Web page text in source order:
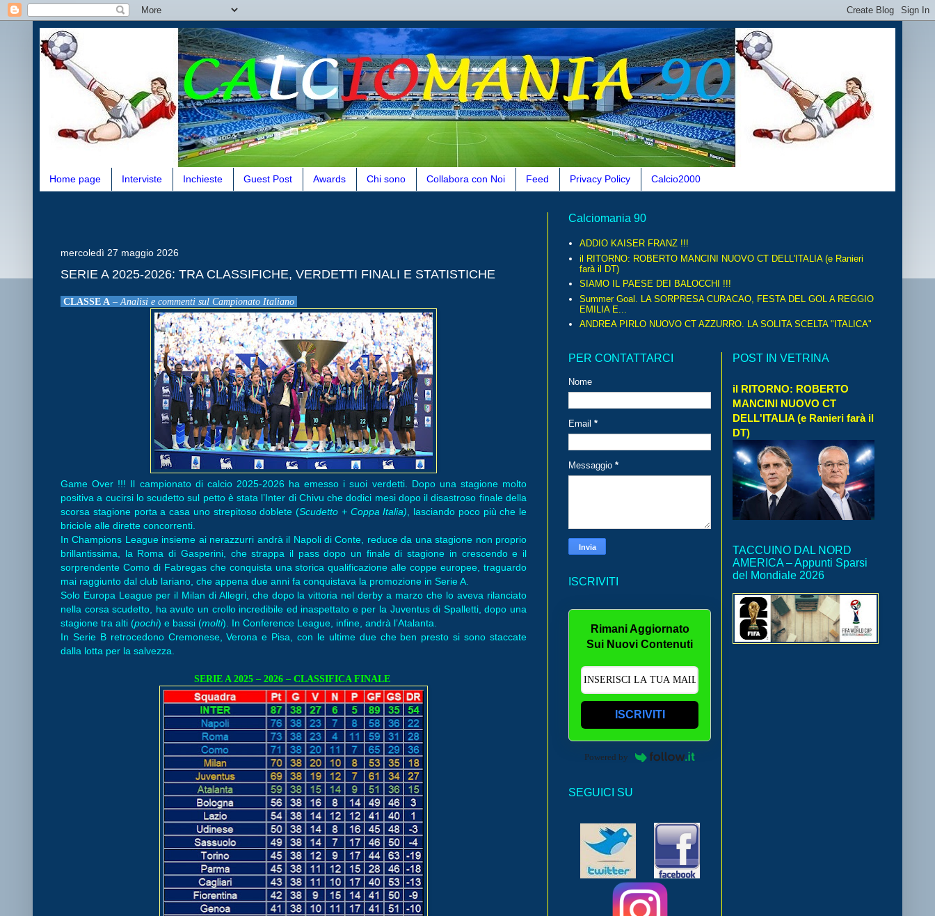
Home page Interviste Inchieste Guest Post Awards Chi sono Collabora con Noi Feed Privacy Policy Calcio2000
mercoledì 27 maggio 2026
SERIE A 2025-2026: TRA CLASSIFICHE, VERDETTI FINALI E STATISTICHE
CLASSE A – Analisi e commenti sul Campionato Italiano
Game Over !!! Il campionato di calcio 2025-2026 ha emesso i suoi verdetti. Dopo una stagione molto
positiva a cucirsi lo scudetto sul petto è stata l’Inter di Chivu che dodici mesi dopo il disastroso finale della
scorsa stagione porta a casa uno strepitoso doblete (Scudetto + Coppa Italia) , lasciando poco più che le
briciole alle dirette concorrenti.
In Champions League insieme ai nerazzurri andrà il Napoli di Conte, reduce da una stagione non proprio
brillantissima, la Roma di Gasperini, che strappa il pass dopo un finale di stagione in crescendo e il
sorprendente Como di Fabregas che conquista una storica qualificazione alle coppe europee, traguardo
mai raggiunto dal club lariano, che appena due anni fa conquistava la promozione in Serie A.
Solo Europa League per il Milan di Allegri, che dopo la vittoria nel derby a marzo che lo aveva rilanciato
nella corsa scudetto, ha avuto un crollo incredibile ed inaspettato e per la Juventus di Spalletti, dopo una
stagione tra alti (pochi) e bassi (molti). In Conference League, infine, andrà l’Atalanta.
In Serie B retrocedono Cremonese, Verona e Pisa, con le ultime due che ben presto si sono staccate
dalla lotta per la salvezza.
SERIE A 2025 – 2026 – CLASSIFICA FINALE
Calciomania 90
ADDIO KAISER FRANZ !!!
il RITORNO: ROBERTO MANCINI NUOVO CT DELL'ITALIA (e Ranieri
farà il DT)
SIAMO IL PAESE DEI BALOCCHI !!!
Summer Goal. LA SORPRESA CURACAO, FESTA DEL GOL A REGGIO
EMILIA E...
ANDREA PIRLO NUOVO CT AZZURRO. LA SOLITA SCELTA "ITALICA"
PER CONTATTARCI
Nome
Email *
Messaggio *
ISCRIVITI
Rimani Aggiornato
Sui Nuovi Contenuti
ISCRIVITI
Powered by
SEGUICI SU
POST IN VETRINA
il RITORNO: ROBERTO
MANCINI NUOVO CT
DELL'ITALIA (e Ranieri farà il
DT)
TACCUINO DAL NORD
AMERICA – Appunti Sparsi
del Mondiale 2026